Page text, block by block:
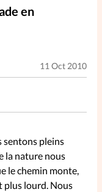
en
11 Oct 2010
sentons pleins
la nature nous
le chemin monte,
plus lourd. Nous